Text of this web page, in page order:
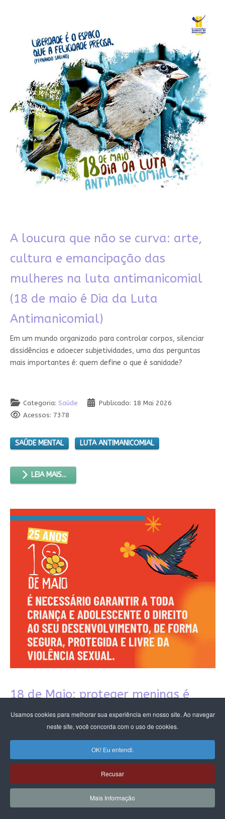
Usamos cookies para melhorar sua experiência em nosso site. Ao navegar
neste site, você concorda com o uso de cookies.
OK! Eu entendi.
Recusar
Mais Informação
A loucura que não se curva: arte,
cultura e emancipação das
mulheres na luta antimanicomial
(18 de maio é Dia da Luta
Antimanicomial)
Em um mundo organizado para controlar corpos, silenciar
dissidências e adoecer subjetividades, uma das perguntas
mais importantes é: quem define o que é sanidade?
Categoria: Saúde
Publicado: 18 Mai 2026
Acessos: 7378
SAÚDE MENTAL LUTA ANTIMANICOMIAL
LEIA MAIS...
18 de Maio: proteger meninas é
responsabilidade do Estado, da
sociedade e da democracia
No dia 18 de maio, Dia Nacional de Combate ao Abuso e à
Exploração Sexual de Crianças e Adolescentes, a sociedade
brasileira é convocada a romper silêncios, enfrentar
violências históricas e reafirmar um compromisso coletivo
com a proteção integral das crianças e adolescentes.